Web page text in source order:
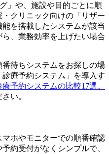
」や、施設や目的ごとに順
クリニック向けの「リザー
を搭載したシステムが該当
、業務効率を上げたい場合
待ちシステムをお探しの場
療予約システム」を導入す
療予約システムの比較17選。
い。
ホやモニターでの順番確認
約受付がなくシンプルで、